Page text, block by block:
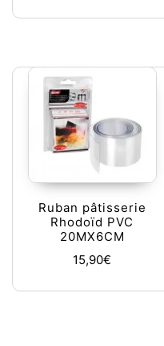
Ruban pâtisserie
Rhodoïd PVC
20MX6CM
15,90€